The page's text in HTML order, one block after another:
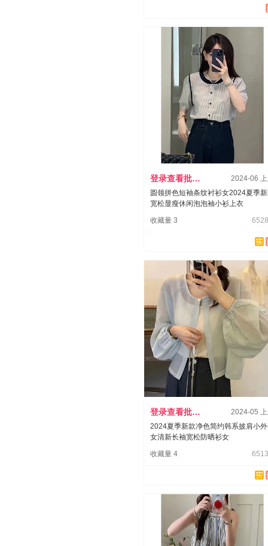
登录查看批发价
2024-06
圆领拼色短袖条纹衬衫女2024夏季
宽松显瘦休闲泡泡袖小衫上衣
收藏量 3
登录查看批发价
2024-05
2024夏季新款净色简约韩系披肩小
女清新长袖宽松防晒衫女
收藏量 4